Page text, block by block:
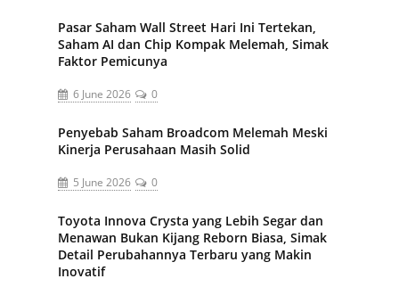
Pasar Saham Wall Street Hari Ini Tertekan,
Saham AI dan Chip Kompak Melemah, Simak
Faktor Pemicunya
6 June 2026 0
Penyebab Saham Broadcom Melemah Meski
Kinerja Perusahaan Masih Solid
5 June 2026 0
Toyota Innova Crysta yang Lebih Segar dan
Menawan Bukan Kijang Reborn Biasa, Simak
Detail Perubahannya Terbaru yang Makin
Inovatif